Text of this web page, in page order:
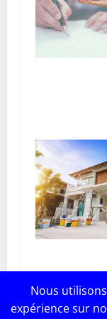
budget de
construction
Nous
expérience sur